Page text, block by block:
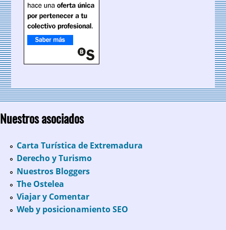
Nuestros asociados
Carta Turística de Extremadura
Derecho y Turismo
Nuestros Bloggers
The Ostelea
Viajar y Comentar
Web y posicionamiento SEO